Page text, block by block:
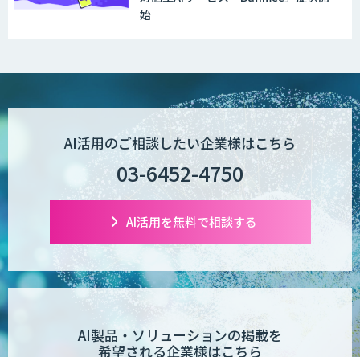
WAN-RECORD Plus
Explaza 生成AI Partner | AX
Wanderlust RAG コンシェルジュ
POPstation
「業務AIプロ」
始
AI活用のご相談したい企業様はこちら
03-6452-4750
AI活用を無料で相談する
AI製品・ソリューションの掲載を
希望される企業様はこちら